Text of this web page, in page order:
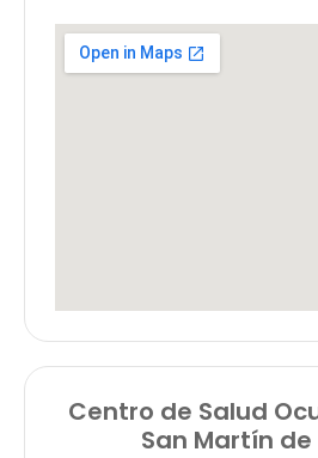
Centro de Salud
San Martín de